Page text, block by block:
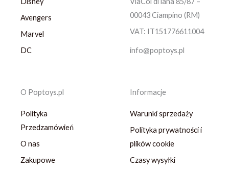
Avengers
Marvel
DC
00043 Ciampino (RM)
VAT: IT151776611004
info@poptoys.pl
O Poptoys.pl
Polityka
Przedzamówień
O nas
Zakupowe
Informacje
Warunki sprzedaży
Polityka prywatności i
plików cookie
Czasy wysyłki